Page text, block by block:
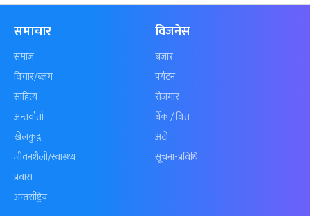
समाचार
समाज
विचार/ब्लग
साहित्य
अन्तर्वार्ता
खेलकुद़़
जीवनशैली/स्वास्थ्य
प्रवास
अन्तर्राष्ट्रिय
विजनेस
बजार
पर्यटन
रोजगार
बैँक / वित्त
अटो
सूचना-प्रविधि